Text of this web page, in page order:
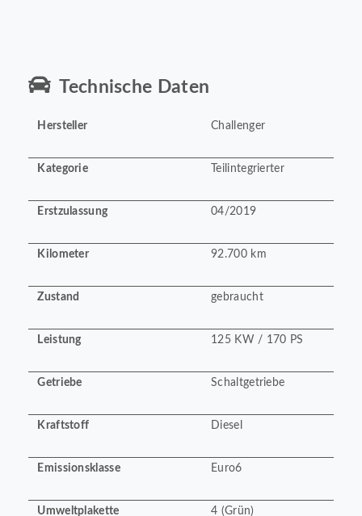
Technische Daten
Hersteller Challenger
Kategorie Teilintegrierter
Erstzulassung 04/2019
Kilometer 92.700 km
Zustand gebraucht
Leistung 125 KW / 170 PS
Getriebe Schaltgetriebe
Kraftstoff Diesel
Emissionsklasse Euro6
Umweltplakette 4 (Grün)